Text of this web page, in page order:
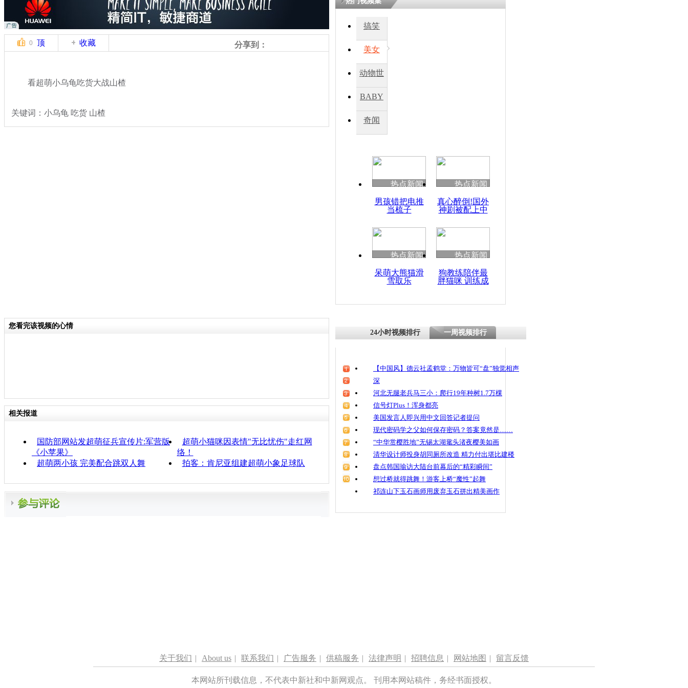
0 顶 收藏 分享到：
看超萌小乌龟吃货大战山楂
关键词：小乌龟 吃货 山楂
搞笑
美女
动物世
BABY
秀
奇闻
热点新闻
男孩错把电推
当梳子
热点新闻
真心醉倒!国外
神剧被配上中
热点新闻
呆萌大熊猫滑
雪取乐
热点新闻
狗教练陪伴最
胖猫咪 训练成
您看完该视频的心情
相关报道
国防部网站发超萌征兵宣传片:军营版
《小苹果》
超萌小猫咪因表情"无比忧伤"走红网
络！
超萌两小孩 完美配合跳双人舞
拍客：肯尼亚组建超萌小象足球队
24小时视频排行 一周视频排行
【中国风】德云社孟鹤堂：万物皆可“盘”独觉相声
深
河北无腿老兵马三小：爬行19年种树1.7万棵
信号灯Plus！浑身都亮
美国发言人即兴用中文回答记者提问
现代密码学之父如何保存密码？答案竟然是……
“中华赏樱胜地”无锡太湖鼋头渚夜樱美如画
清华设计师投身胡同厕所改造 精力付出堪比建楼
盘点韩国瑜访大陆台前幕后的“精彩瞬间”
想过桥就得跳舞！游客上桥“魔性”起舞
祁连山下玉石画师用废弃玉石拼出精美画作
关于我们 | About us | 联系我们 | 广告服务 | 供稿服务 | 法律声明 | 招聘信息 | 网站地图 | 留言反馈
本网站所刊载信息，不代表中新社和中新网观点。 刊用本网站稿件，务经书面授权。